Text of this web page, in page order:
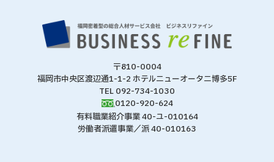
〒810-0004
福岡市中央区渡辺通1-1-2 ホテルニューオータニ博多5F
TEL 092-734-1030
0120-920-624
有料職業紹介事業 40-ユ-010164
労働者派遣事業／派 40-010163